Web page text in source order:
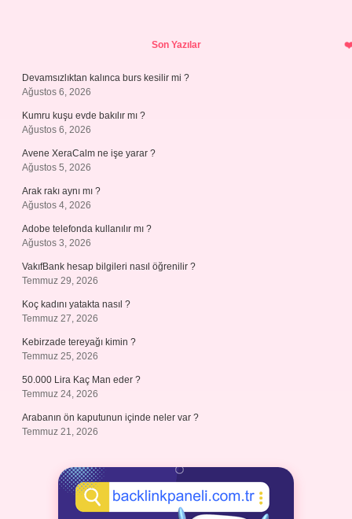
Son Yazılar
Devamsızlıktan kalınca burs kesilir mi ?
Ağustos 6, 2026
Kumru kuşu evde bakılır mı ?
Ağustos 6, 2026
Avene XeraCalm ne işe yarar ?
Ağustos 5, 2026
Arak rakı aynı mı ?
Ağustos 4, 2026
Adobe telefonda kullanılır mı ?
Ağustos 3, 2026
VakıfBank hesap bilgileri nasıl öğrenilir ?
Temmuz 29, 2026
Koç kadını yatakta nasıl ?
Temmuz 27, 2026
Kebirzade tereyağı kimin ?
Temmuz 25, 2026
50.000 Lira Kaç Man eder ?
Temmuz 24, 2026
Arabanın ön kaputunun içinde neler var ?
Temmuz 21, 2026